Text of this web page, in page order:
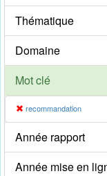
Thématique
Domaine
Mot clé
recommandation
Année rapport
Année mise en